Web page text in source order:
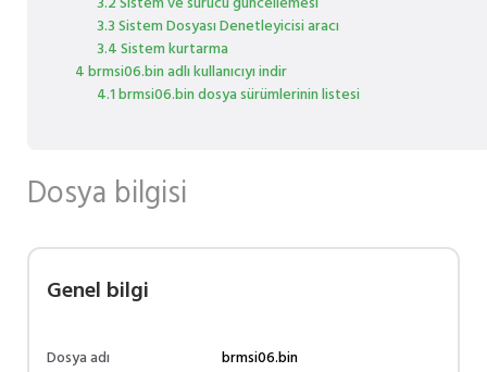
3.3 Sistem Dosyası Denetleyicisi aracı
3.4 Sistem kurtarma
4 brmsi06.bin adlı kullanıcıyı indir
4.1 brmsi06.bin dosya sürümlerinin listesi
Dosya bilgisi
Genel bilgi
Dosya adı
brmsi06.bin